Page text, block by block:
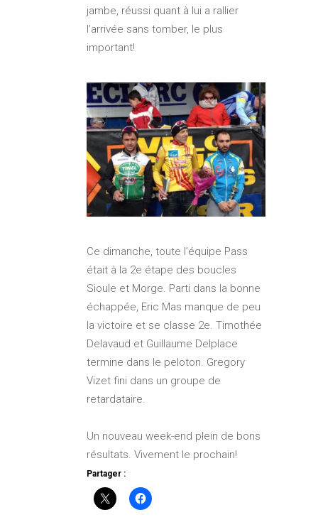
jambe, réussi quant à lui a rallier
l’arrivée sans tomber, le plus
important!
Ce dimanche, toute l’équipe Pass
était à la 2e étape des boucles
Sioule et Morge. Parti dans la bonne
échappée, Eric Mas manque de peu
la victoire et se classe 2e. Timothée
Delavaud et Guillaume Delplace
termine dans le peloton. Gregory
Vizet fini dans un groupe de
retardataire.
Un nouveau week-end plein de bons
résultats. Vivement le prochain!
Partager :